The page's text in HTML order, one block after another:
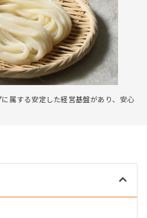
属する安定した経営基盤があり、安心